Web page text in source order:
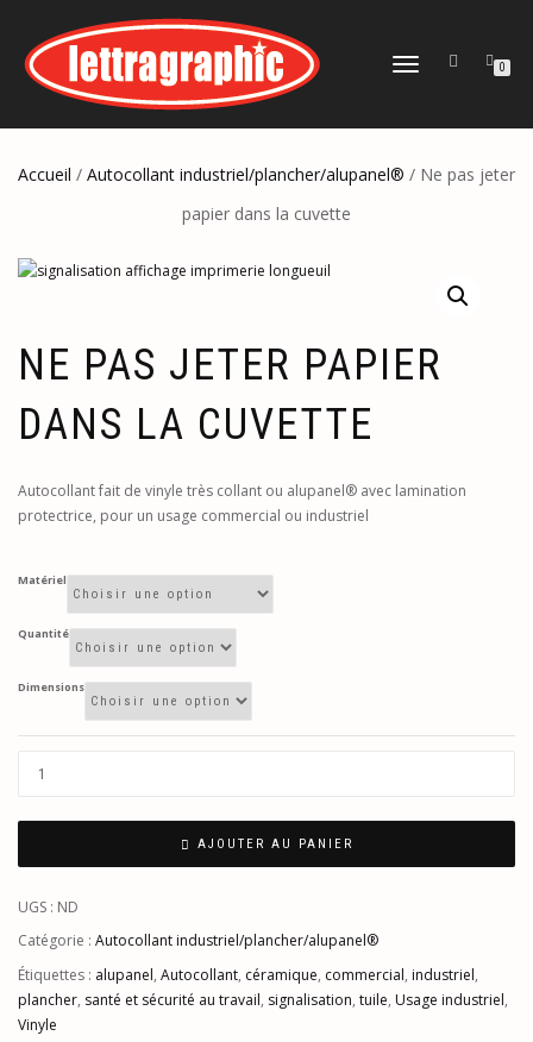
DÉPLIER
0
Accueil / Autocollant industriel/plancher/alupanel® / Ne pas jeter
papier dans la cuvette
NE PAS JETER PAPIER
DANS LA CUVETTE
Autocollant fait de vinyle très collant ou alupanel® avec lamination
protectrice, pour un usage commercial ou industriel
Matériel
Quantité
Dimensions
AJOUTER AU PANIER
UGS : ND
Catégorie : Autocollant industriel/plancher/alupanel®
Étiquettes : alupanel, Autocollant, céramique, commercial, industriel,
plancher, santé et sécurité au travail, signalisation, tuile, Usage industriel,
Vinyle